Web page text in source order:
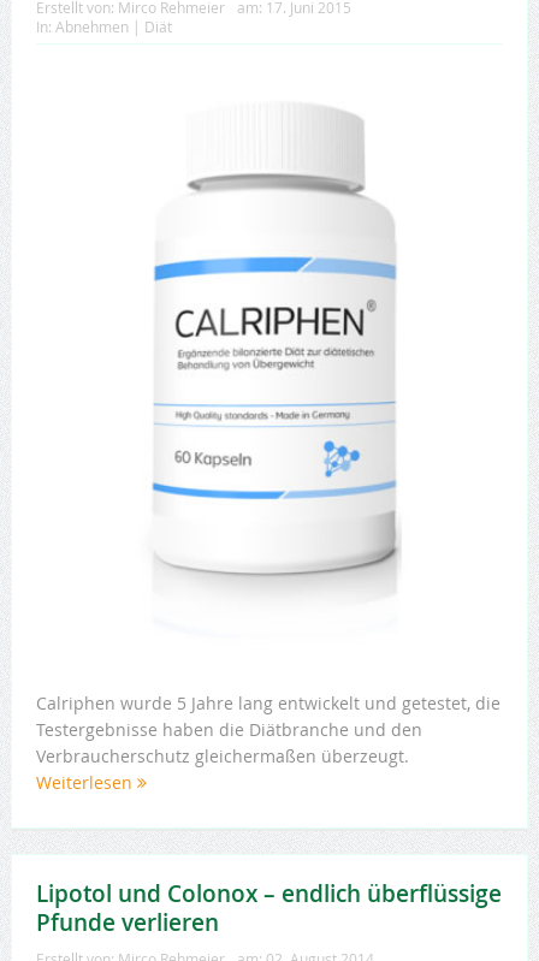
Erstellt von: Mirco Rehmeier am: 17. Juni 2015
In: Abnehmen | Diät
Calriphen wurde 5 Jahre lang entwickelt und getestet, die
Testergebnisse haben die Diätbranche und den
Verbraucherschutz gleichermaßen überzeugt.
Weiterlesen
Lipotol und Colonox – endlich überflüssige
Pfunde verlieren